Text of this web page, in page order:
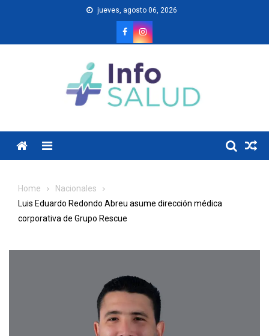
jueves, agosto 06, 2026
Menu
Home
Nacionales
Luis Eduardo Redondo Abreu asume dirección médica
corporativa de Grupo Rescue